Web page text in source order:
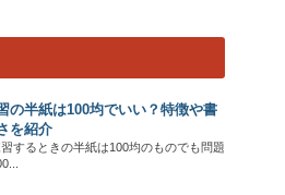
の半紙は100均でいい？特徴や書
を紹介
するときの半紙は100均のものでも問題